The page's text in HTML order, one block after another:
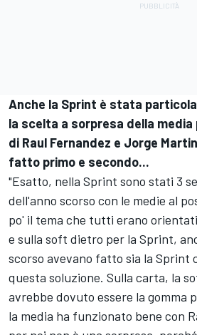
Anche la Sprint è stata
la scelta a sorpresa della
di Raul Fernandez e Jorge
fatto primo e secondo...
"Esatto, nella Sprint sono stati 3
dell'anno scorso con le medie al
po' il tema che tutti erano
e sulla soft dietro per la Sprint,
scorso avevano fatto sia la Sprint
questa soluzione. Sulla carta, la
avrebbe dovuto essere la gomma
la media ha funzionato bene con